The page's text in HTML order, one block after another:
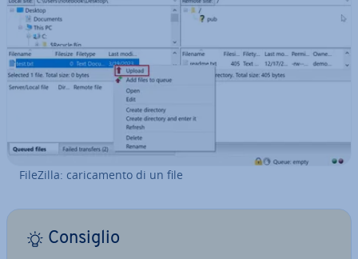
FileZilla: ca­ri­ca­men­to di un file
Consiglio